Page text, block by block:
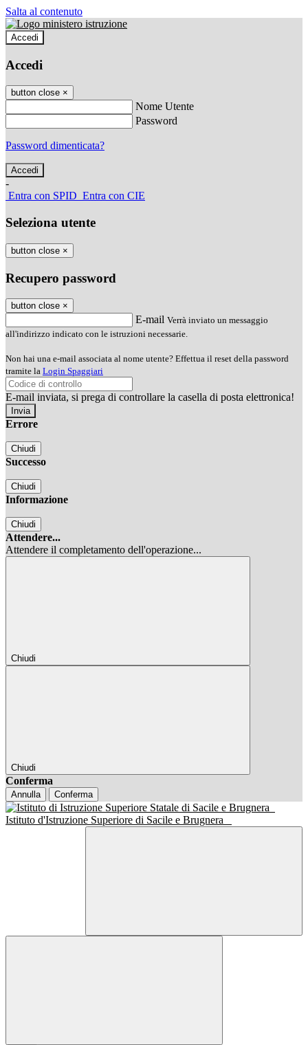
Salta al contenuto
Accedi
Accedi
button close ×
Nome Utente
Password
Password dimenticata?
-
Entra con SPID Entra con CIE
Seleziona utente
button close ×
Recupero password
button close ×
E-mail Verrà inviato un messaggio
all'indirizzo indicato con le istruzioni necessarie.
Non hai una e-mail associata al nome utente? Effettua il reset della password
tramite la Login Spaggiari
E-mail inviata, si prega di controllare la casella di posta elettronica!
Errore
Chiudi
Successo
Chiudi
Informazione
Chiudi
Attendere...
Attendere il completamento dell'operazione...
Chiudi
Chiudi
Conferma
Annulla Conferma
Istituto d'Istruzione Superiore di Sacile e Brugnera